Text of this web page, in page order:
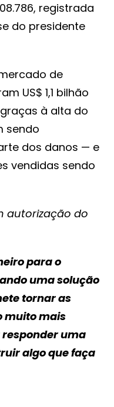
registrada
do presidente
de
US$ 1,1 bilhão
à alta do
sendo
dos danos — e
vendidas sendo
autorização do
para o
uma solução
tornar as
muito mais
uma
algo que faça